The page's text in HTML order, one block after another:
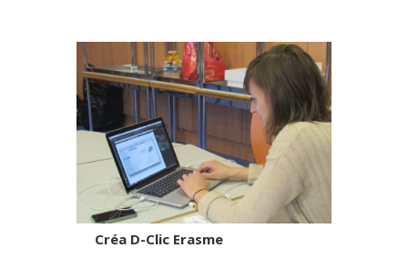
Créa D-Clic Erasme